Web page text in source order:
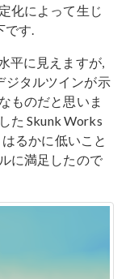
化によって生じ
です.
平に見えますが,
ジタルツインが示
ものだと思いま
た Skunk Works
るかに低いこと
に満足したので